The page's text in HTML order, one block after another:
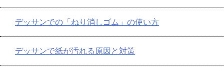
デッサンでの「ねり消しゴム」の使い方
デッサンで紙が汚れる原因と対策